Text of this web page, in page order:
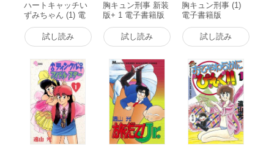
ハートキャッチい
ずみちゃん (1) 電
子書籍版
試し読み
胸キュン刑事 新装
版+ 1 電子書籍版
試し読み
胸キュン刑事 (1)
電子書籍版
試し読み